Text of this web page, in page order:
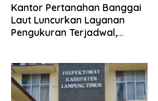
Kantor Pertanahan Banggai
Laut Luncurkan Layanan
Pengukuran Terjadwal,
Pertanahan